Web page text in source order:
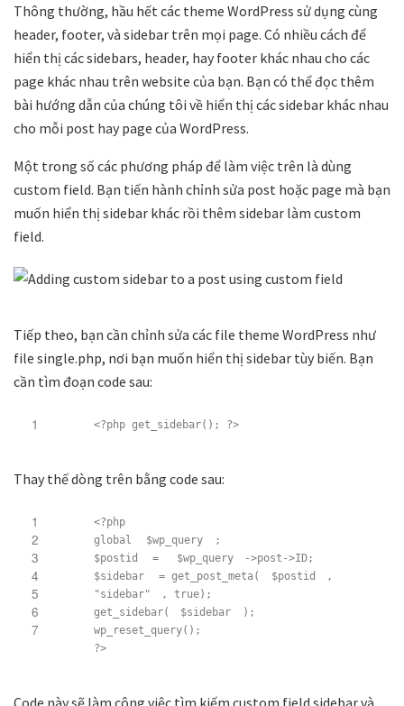
Thông thường, hầu hết các theme WordPress sử dụng cùng
header, footer, và sidebar trên mọi page. Có nhiều cách để
hiển thị các sidebars, header, hay footer khác nhau cho các
page khác nhau trên website của bạn. Bạn có thể đọc thêm
bài hướng dẫn của chúng tôi về hiển thị các sidebar khác nhau
cho mỗi post hay page của WordPress.
Một trong số các phương pháp để làm việc trên là dùng
custom field. Bạn tiến hành chỉnh sửa post hoặc page mà bạn
muốn hiển thị sidebar khác rồi thêm sidebar làm custom
field.
Tiếp theo, bạn cần chỉnh sửa các file theme WordPress như
file single.php, nơi bạn muốn hiển thị sidebar tùy biến. Bạn
cần tìm đoạn code sau:
1 <?php get_sidebar(); ?>
Thay thế dòng trên bằng code sau:
1
2
3
4
5
6
7
<?php
global
$wp_query
;
$postid
= $wp_query
->post->ID;
$sidebar
= get_post_meta( $postid
,
"sidebar"
, true);
get_sidebar(
$sidebar
);
wp_reset_query();
?>
Code này sẽ làm công việc tìm kiếm custom field sidebar và